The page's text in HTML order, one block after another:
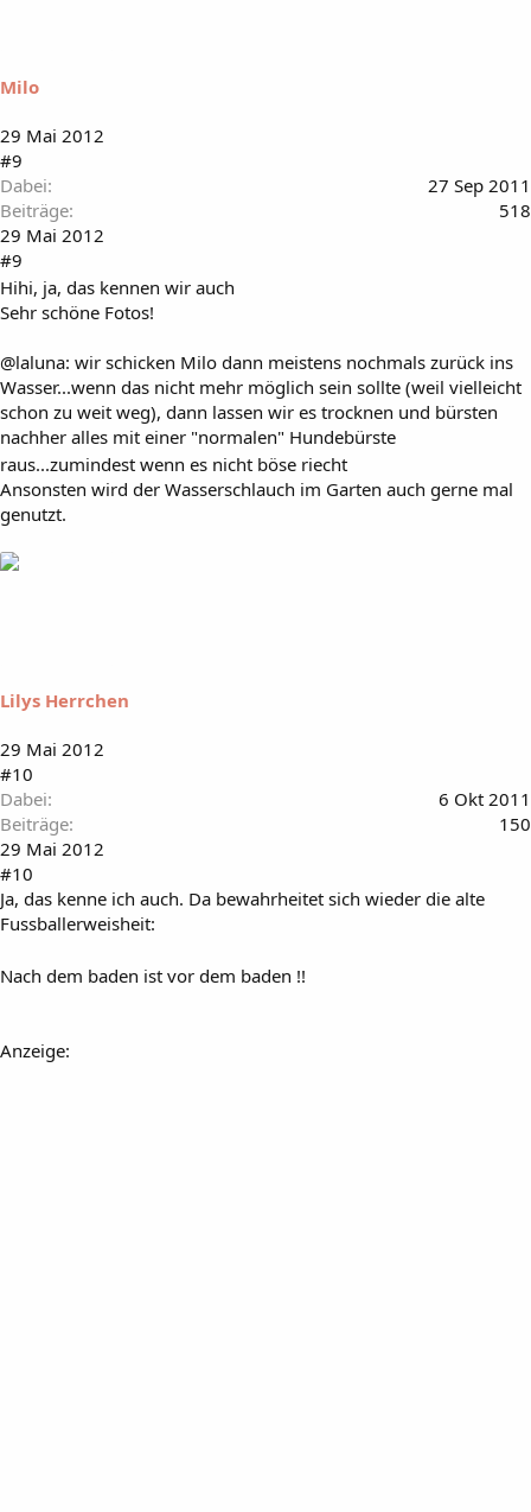
Milo
29 Mai 2012
#9
Dabei
27 Sep 2011
Beiträge
518
29 Mai 2012
#9
Hihi, ja, das kennen wir auch
Sehr schöne Fotos!
@laluna: wir schicken Milo dann meistens nochmals zurück ins
Wasser...wenn das nicht mehr möglich sein sollte (weil vielleicht
schon zu weit weg), dann lassen wir es trocknen und bürsten
nachher alles mit einer "normalen" Hundebürste
raus...zumindest wenn es nicht böse riecht
Ansonsten wird der Wasserschlauch im Garten auch gerne mal
genutzt.
Lilys Herrchen
29 Mai 2012
#10
Dabei
6 Okt 2011
Beiträge
150
29 Mai 2012
#10
Ja, das kenne ich auch. Da bewahrheitet sich wieder die alte
Fussballerweisheit:
Nach dem baden ist vor dem baden !!
Anzeige: